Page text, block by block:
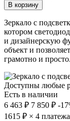
В корзину
Зеркало с
котором
и дизайнерскую
объект и
грамотно и просто.
Доступны любые
Есть в наличии
6 463 ₽ 7 850 ₽ -
1615 ₽ × 4 платежа